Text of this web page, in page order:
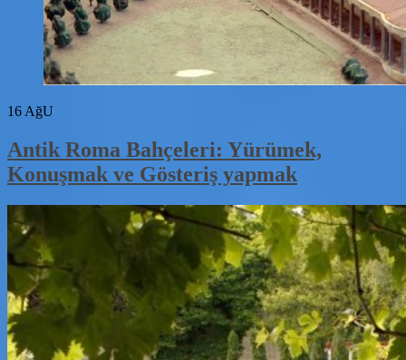
16 AğU
Antik Roma Bahçeleri: Yürümek,
Konuşmak ve Gösteriş yapmak